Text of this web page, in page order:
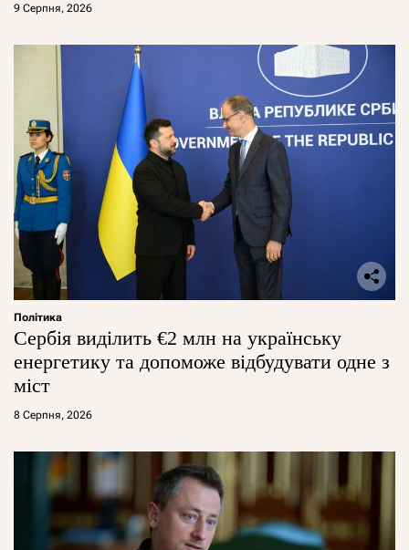
9 Серпня, 2026
Політика
Сербія виділить €2 млн на українську
енергетику та допоможе відбудувати одне з
міст
8 Серпня, 2026